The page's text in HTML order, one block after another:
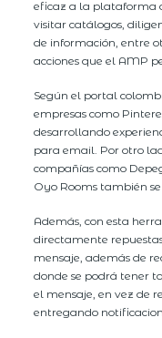
eficaz a la plataforma
visitar catálogos,
de información, entre
acciones que el AMP
Según el portal
empresas como
desarrollando
para email. Por otro
compañías como
Oyo Rooms también
Además, con esta
directamente
mensaje, además de
donde se podrá tener
el mensaje, en vez de
entregando